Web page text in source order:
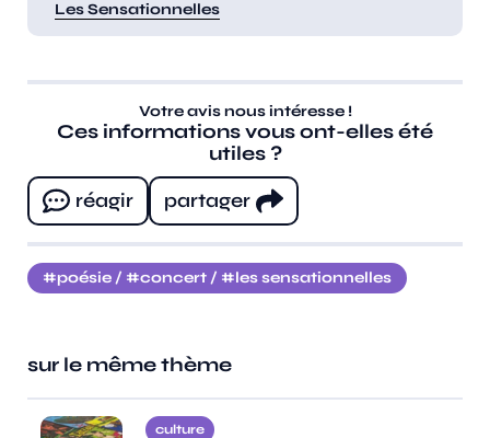
Les Sensationnelles
Votre avis nous intéresse !
Ces informations vous ont-elles été
utiles ?
réagir
partager
poésie / concert / les sensationnelles
sur le même thème
culture